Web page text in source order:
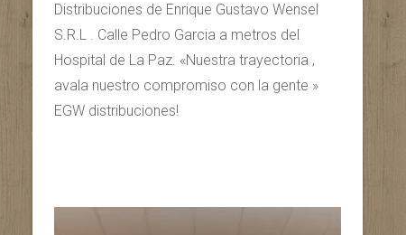
Distribuciones de Enrique Gustavo Wensel
S.R.L . Calle Pedro Garcia a metros del
Hospital de La Paz. «Nuestra trayectoria ,
avala nuestro compromiso con la gente »
EGW distribuciones!